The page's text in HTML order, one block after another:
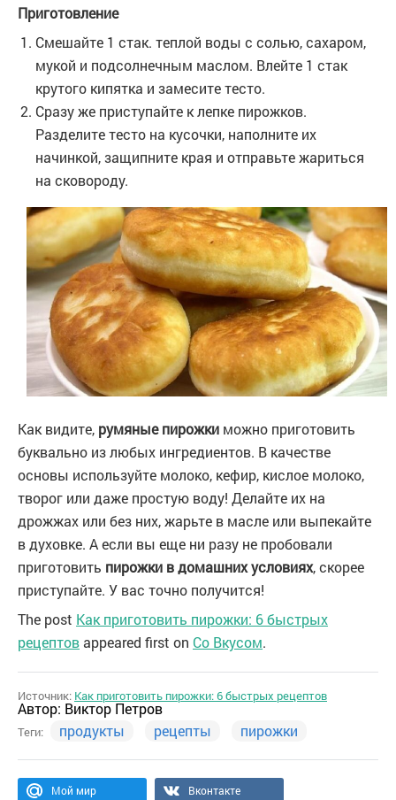
Приготовление
Смешайте 1 стак. теплой воды с солью, сахаром,
мукой и подсолнечным маслом. Влейте 1 стак
крутого кипятка и замесите тесто.
Сразу же приступайте к лепке пирожков.
Разделите тесто на кусочки, наполните их
начинкой, защипните края и отправьте жариться
на сковороду.
Как видите, румяные пирожки можно приготовить
буквально из любых ингредиентов. В качестве
основы используйте молоко, кефир, кислое молоко,
творог или даже простую воду! Делайте их на
дрожжах или без них, жарьте в масле или выпекайте
в духовке. А если вы еще ни разу не пробовали
приготовить пирожки в домашних условиях, скорее
приступайте. У вас точно получится!
The post Как приготовить пирожки: 6 быстрых
рецептовappeared first on Со Вкусом.
Источник: Как приготовить пирожки: 6 быстрых рецептов
Автор: Виктор Петров
Теги: продукты рецепты пирожки
Мой мир Вконтакте